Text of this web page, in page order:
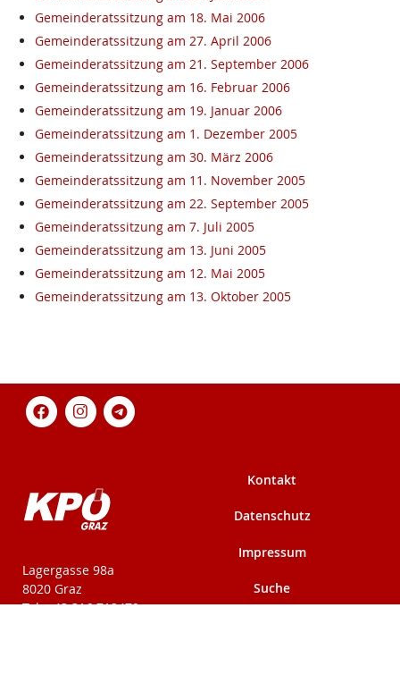
Gemeinderatssitzung am 18. Mai 2006
Gemeinderatssitzung am 27. April 2006
Gemeinderatssitzung am 21. September 2006
Gemeinderatssitzung am 16. Februar 2006
Gemeinderatssitzung am 19. Januar 2006
Gemeinderatssitzung am 1. Dezember 2005
Gemeinderatssitzung am 30. März 2006
Gemeinderatssitzung am 11. November 2005
Gemeinderatssitzung am 22. September 2005
Gemeinderatssitzung am 7. Juli 2005
Gemeinderatssitzung am 13. Juni 2005
Gemeinderatssitzung am 12. Mai 2005
Gemeinderatssitzung am 13. Oktober 2005
KPÖ-Steiermark
Lagergasse 98a
8020 Graz
Tel: +43 316 712479
Kontakt
Datenschutz
Impressum
Suche